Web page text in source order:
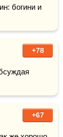
богини и
+78
+67